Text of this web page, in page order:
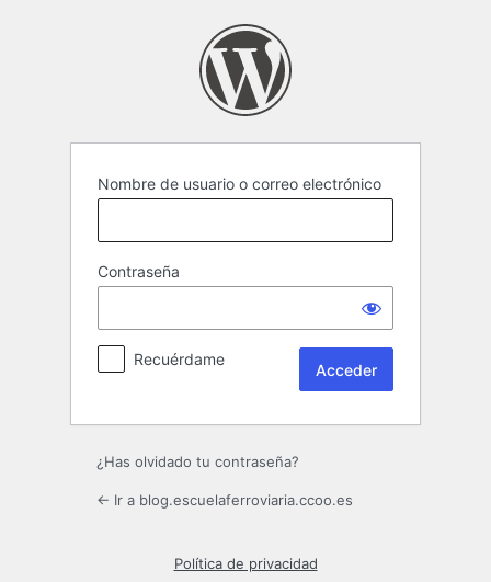
Nombre de usuario o correo electrónico
Contraseña
Recuérdame
¿Has olvidado tu contraseña?
← Ir a blog.escuelaferroviaria.ccoo.es
Política de privacidad